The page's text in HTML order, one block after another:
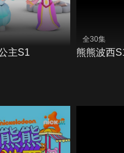
主S1
全30集
熊熊波西